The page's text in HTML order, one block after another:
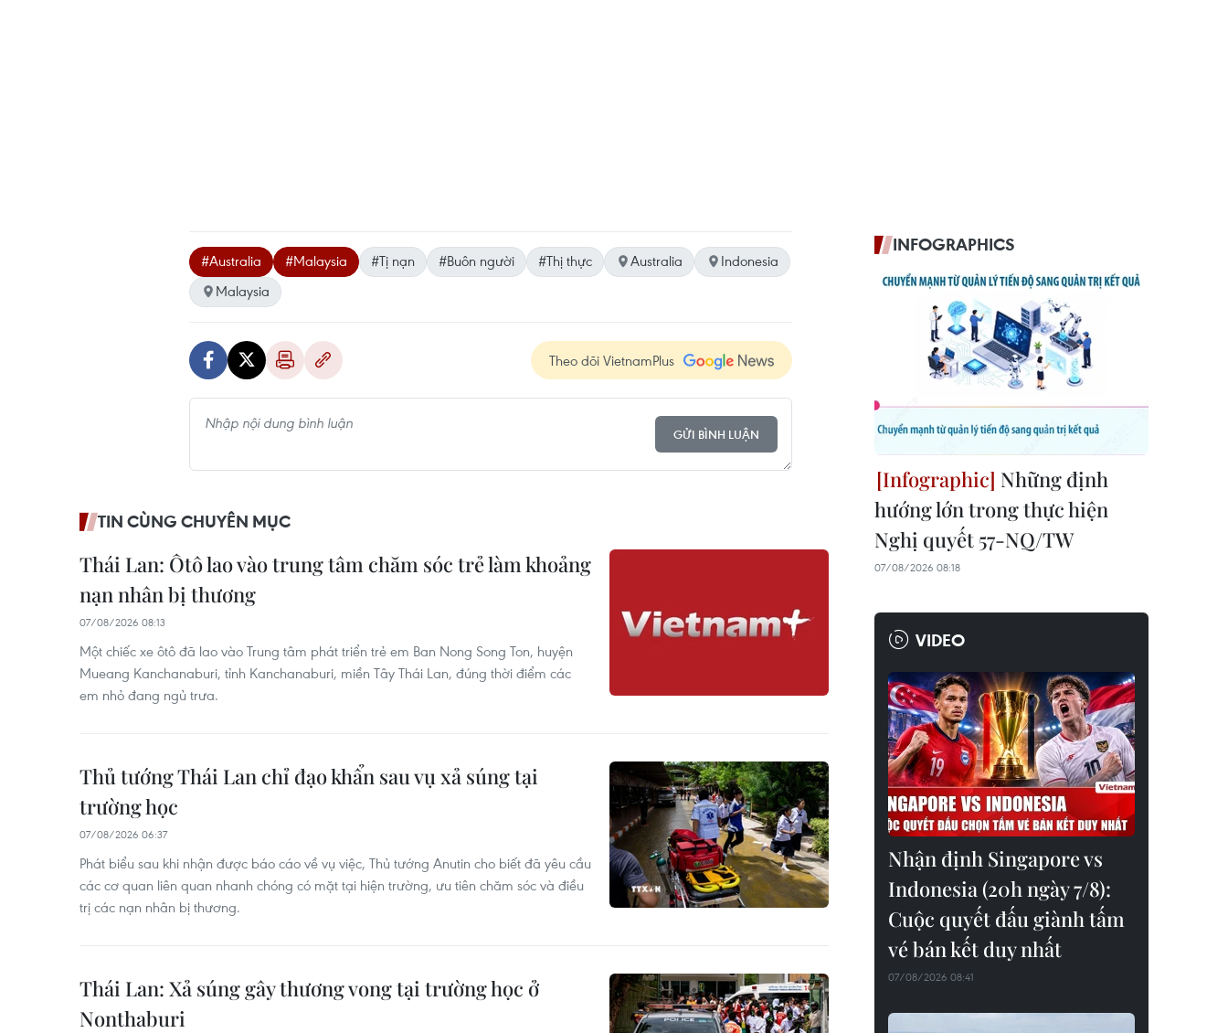
#Australia #Malaysia #Tị nạn #Buôn người #Thị thực Australia
Indonesia
Malaysia
Theo dõi VietnamPlus
GỬI BÌNH LUẬN
TIN CÙNG CHUYÊN MỤC
Thái Lan: Ôtô lao vào trung tâm chăm sóc trẻ làm khoảng
nạn nhân bị thương
07/08/2026 08:13
Một chiếc xe ôtô đã lao vào Trung tâm phát triển trẻ em Ban Nong Song Ton, huyện
Mueang Kanchanaburi, tỉnh Kanchanaburi, miền Tây Thái Lan, đúng thời điểm các
em nhỏ đang ngủ trưa.
Thủ tướng Thái Lan chỉ đạo khẩn sau vụ xả súng tại
trường học
07/08/2026 06:37
Phát biểu sau khi nhận được báo cáo về vụ việc, Thủ tướng Anutin cho biết đã yêu cầu
các cơ quan liên quan nhanh chóng có mặt tại hiện trường, ưu tiên chăm sóc và điều
trị các nạn nhân bị thương.
Thái Lan: Xả súng gây thương vong tại trường học ở
Nonthaburi
INFOGRAPHICS
Những định
hướng lớn trong thực hiện
Nghị quyết 57-NQ/TW
07/08/2026 08:18
VIDEO
Nhận định Singapore vs
Indonesia (20h ngày 7/8):
Cuộc quyết đấu giành tấm
vé bán kết duy nhất
07/08/2026 08:41